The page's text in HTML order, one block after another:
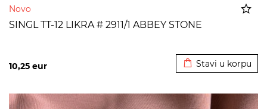
Novo
SINGL TT-12 LIKRA # 2911/1 ABBEY STONE
10,25 eur Stavi u korpu